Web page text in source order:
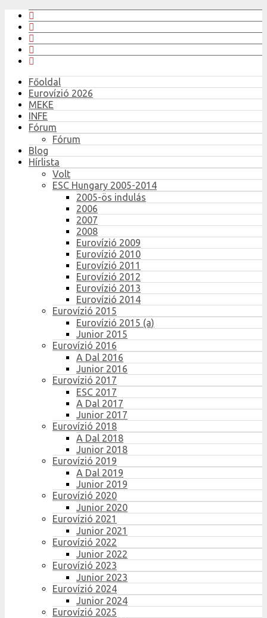
Főoldal
Eurovízió 2026
MEKE
INFE
Fórum
Fórum
Blog
Hírlista
Volt
ESC Hungary 2005-2014
2005-ös indulás
2006
2007
2008
Eurovízió 2009
Eurovízió 2010
Eurovízió 2011
Eurovízió 2012
Eurovízió 2013
Eurovízió 2014
Eurovízió 2015
Eurovízió 2015 (a)
Junior 2015
Eurovízió 2016
A Dal 2016
Junior 2016
Eurovízió 2017
ESC 2017
A Dal 2017
Junior 2017
Eurovízió 2018
A Dal 2018
Junior 2018
Eurovízió 2019
A Dal 2019
Junior 2019
Eurovízió 2020
Junior 2020
Eurovízió 2021
Junior 2021
Eurovízió 2022
Junior 2022
Eurovízió 2023
Junior 2023
Eurovízió 2024
Junior 2024
Eurovízió 2025